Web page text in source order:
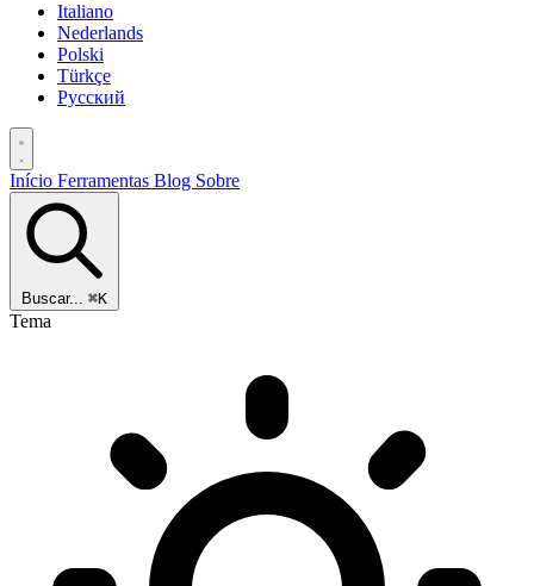
Italiano
Nederlands
Polski
Türkçe
Русский
Início Ferramentas Blog Sobre
Buscar... ⌘K
Tema